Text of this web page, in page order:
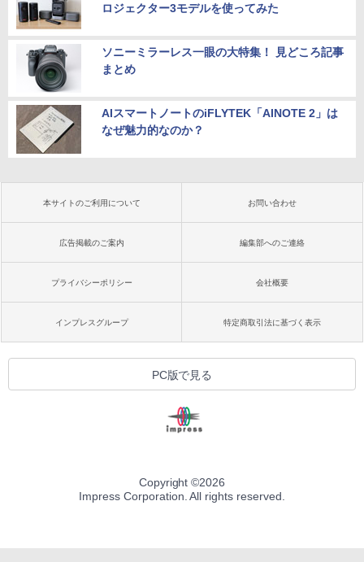
ロジェクター3モデルを使ってみた
ソニーミラーレス一眼の大特集！ 見どころ記事
まとめ
AIスマートノートのiFLYTEK「AINOTE 2」は
なぜ魅力的なのか？
本サイトのご利用について お問い合わせ
広告掲載のご案内 編集部へのご連絡
プライバシーポリシー 会社概要
インプレスグループ 特定商取引法に基づく表示
PC版で見る
Copyright ©2026
Impress Corporation. All rights reserved.